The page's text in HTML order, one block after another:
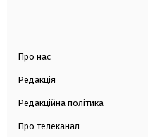
Про нас
Редакція
Редакційна політика
Про телеканал